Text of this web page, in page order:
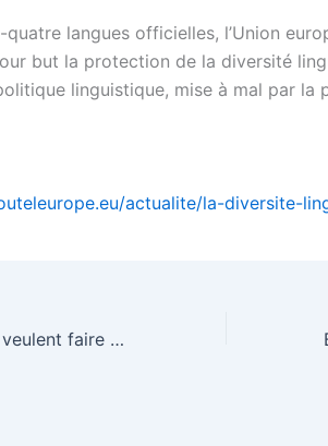
langues officielles, l’Union
but la protection de la diversité
linguistique, mise à mal par la
actualite/la-diversite-
14 pays européens veulent faire plus pour le climat